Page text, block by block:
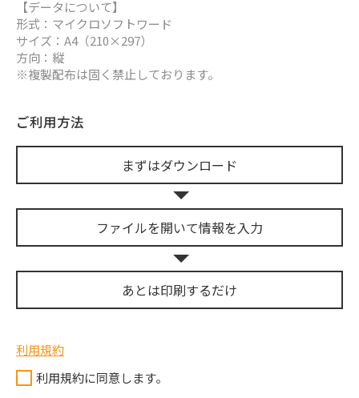
【データについて】
形式：マイクロソフトワード
サイズ：A4（210×297）
方向：縦
※複製配布は固く禁止しております。
ご利用方法
まずはダウンロード
ファイルを開いて情報を入力
あとは印刷するだけ
利用規約
利用規約に同意します。